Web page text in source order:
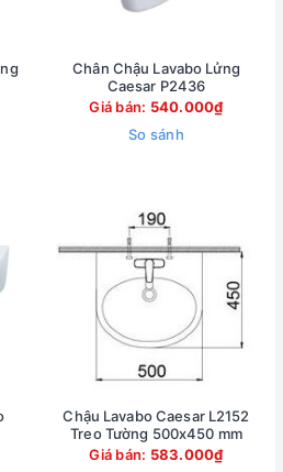
Chân Chậu Lavabo Lửng
Caesar P2436
Giá bán: 540.000₫
So sánh
Chậu Lavabo Caesar L2152
Treo Tường 500x450 mm
Giá bán: 583.000₫